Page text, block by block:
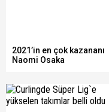
2021’in en çok kazananı
Naomi Osaka